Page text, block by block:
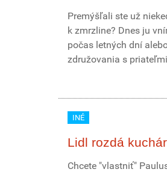
Premýšľali ste už
k zmrzline? Dnes ju
počas letných dní
združovania s
INÉ
Lidl rozdá
Chcete "vlastniť"